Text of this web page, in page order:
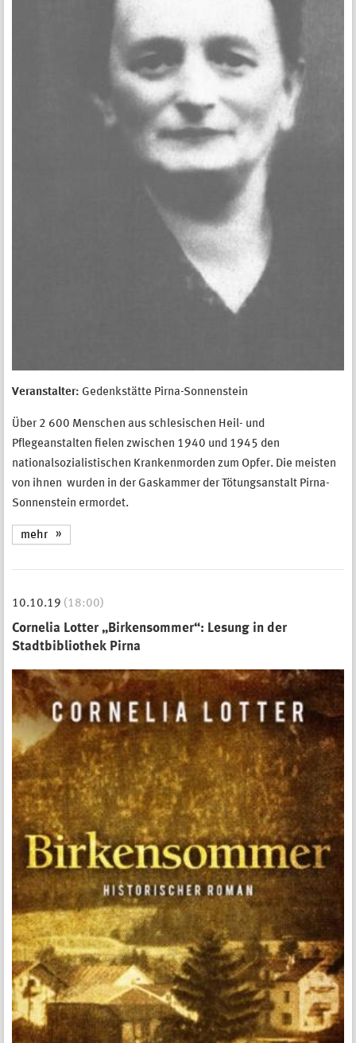
Veranstalter: Gedenkstätte Pirna-Sonnenstein
Über 2 600 Menschen aus schlesischen Heil- und
Pflegeanstalten fielen zwischen 1940 und 1945 den
nationalsozialistischen Krankenmorden zum Opfer. Die meisten
von ihnen wurden in der Gaskammer der Tötungsanstalt Pirna-
Sonnenstein ermordet.
mehr
10.10.19 (18:00)
Cornelia Lotter „Birkensommer“: Lesung in der
Stadtbibliothek Pirna